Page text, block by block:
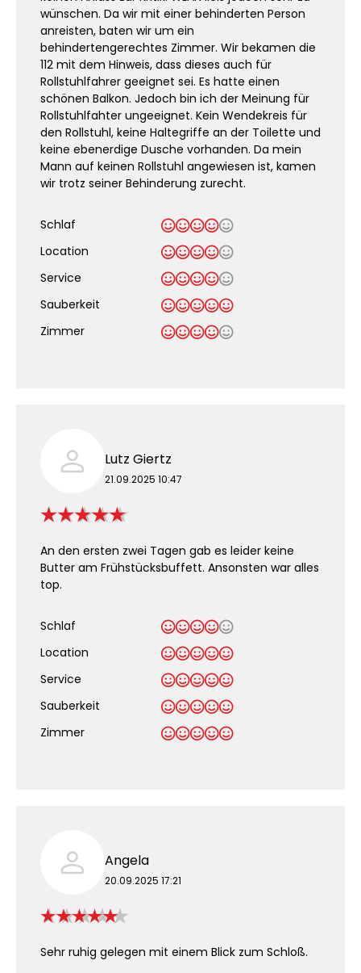
wünschen. Da wir mit einer behinderten Person
anreisten, baten wir um ein
behindertengerechtes Zimmer. Wir bekamen die
112 mit dem Hinweis, dass dieses auch für
Rollstuhlfahrer geeignet sei. Es hatte einen
schönen Balkon. Jedoch bin ich der Meinung für
Rollstuhlfahter ungeeignet. Kein Wendekreis für
den Rollstuhl, keine Haltegriffe an der Toilette und
keine ebenerdige Dusche vorhanden. Da mein
Mann auf keinen Rollstuhl angewiesen ist, kamen
wir trotz seiner Behinderung zurecht.
Schlaf
Location
Service
Sauberkeit
Zimmer
Lutz Giertz
21.09.2025 10:47
An den ersten zwei Tagen gab es leider keine
Butter am Frühstücksbuffett. Ansonsten war alles
top.
Schlaf
Location
Service
Sauberkeit
Zimmer
Angela
20.09.2025 17:21
Sehr ruhig gelegen mit einem Blick zum Schloß.